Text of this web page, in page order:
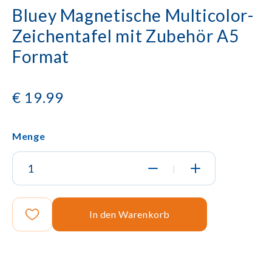
Bluey Magnetische Multicolor-
Zeichentafel mit Zubehör A5
Format
€ 19.99
Menge
|
In den Warenkorb